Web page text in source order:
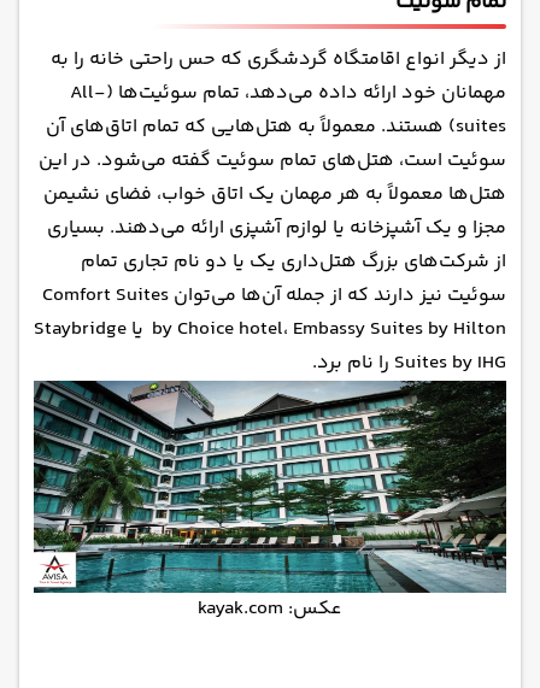
از دیگر انواع اقامتگاه گردشگری که حس راحتی خانه را به
مهمانان خود ارائه داده می‌دهد، تمام سوئیت‌ها (All-
suites) هستند. معمولاً به هتل‌هایی که تمام اتاق‌های آن
سوئیت است، هتل‌های تمام سوئیت گفته می‌شود. در این
هتل‌ها معمولاً به هر مهمان یک اتاق خواب، فضای نشیمن
مجزا و یک آشپزخانه یا لوازم آشپزی ارائه می‌دهند. بسیاری
از شرکت‌های بزرگ هتل‌داری یک یا دو نام تجاری تمام
سوئیت نیز دارند که از جمله آن‌ها می‌توان Comfort Suites
by Choice hotel، Embassy Suites by Hilton یا Staybridge
Suites by IHG را نام برد.
عکس: kayak.com